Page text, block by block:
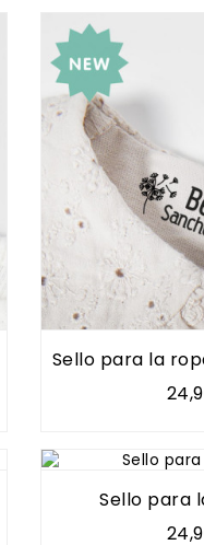
Sello para la ropa
Sello para